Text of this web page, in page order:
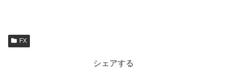
FX
シェアする